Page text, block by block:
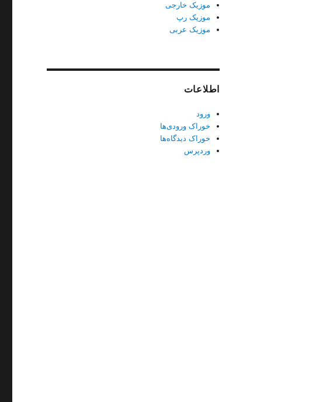
موزیک خارجی
موزیک رپ
موزیک عربی
اطلاعات
ورود
خوراک ورودی‌ها
خوراک دیدگاه‌ها
وردپرس